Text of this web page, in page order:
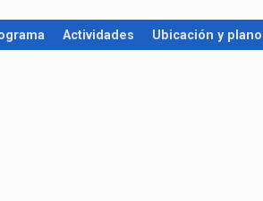
Actividades Ubicación y